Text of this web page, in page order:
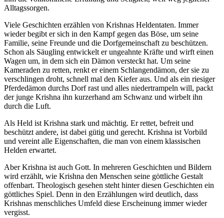
Alltagssorgen.
Viele Geschichten erzählen von Krishnas Heldentaten. Immer
wieder begibt er sich in den Kampf gegen das Böse, um seine
Familie, seine Freunde und die Dorfgemeinschaft zu beschützen.
Schon als Säugling entwickelt er ungeahnte Kräfte und wirft einen
Wagen um, in dem sich ein Dämon versteckt hat. Um seine
Kameraden zu retten, renkt er einem Schlangendämon, der sie zu
verschlingen droht, schnell mal den Kiefer aus. Und als ein riesiger
Pferdedämon durchs Dorf rast und alles niedertrampeln will, packt
der junge Krishna ihn kurzerhand am Schwanz und wirbelt ihn
durch die Luft.
Als Held ist Krishna stark und mächtig. Er rettet, befreit und
beschützt andere, ist dabei gütig und gerecht. Krishna ist Vorbild
und vereint alle Eigenschaften, die man von einem klassischen
Helden erwartet.
Aber Krishna ist auch Gott. In mehreren Geschichten und Bildern
wird erzählt, wie Krishna den Menschen seine göttliche Gestalt
offenbart. Theologisch gesehen steht hinter diesen Geschichten ein
göttliches Spiel. Denn in den Erzählungen wird deutlich, dass
Krishnas menschliches Umfeld diese Erscheinung immer wieder
vergisst.